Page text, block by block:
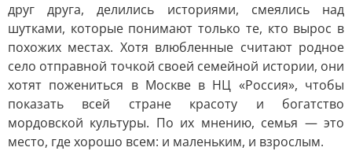
друг друга, делились историями, смеялись над
шутками, которые понимают только те, кто вырос в
похожих местах. Хотя влюбленные считают родное
село отправной точкой своей семейной истории, они
хотят пожениться в Москве в НЦ «Россия», чтобы
показать всей стране красоту и богатство
мордовской культуры. По их мнению, семья — это
место, где хорошо всем: и маленьким, и взрослым.